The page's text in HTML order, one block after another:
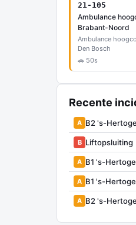
21-105
Ambulance
Brabant-Noord
Ambulance
Den Bosch
🚗 50s
Recente
A B2 's-
B Liftopsluiting
A B1 's-
A B1 's-
A B2 's-